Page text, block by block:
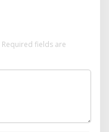
Required fields are